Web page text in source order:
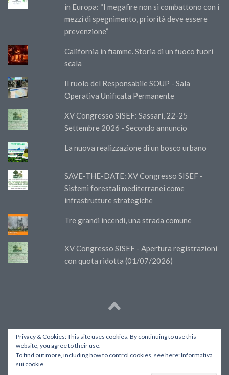
in Europa: “I megafire non si combattono con i
mezzi di spegnimento, priorità deve essere
prevenzione”
California in fiamme. Storia di un fuoco fuori
scala
Il ruolo del Responsabile SOUP - Sala
Operativa Unificata Permanente
XV Congresso SISEF: Sassari, 22-25
Settembre 2026 - Secondo annuncio
La nuova realizzazione di un bosco urbano
SAVE-THE-DATE: XV Congresso SISEF -
Sistemi forestali mediterranei come
infrastrutture strategiche
Tre grandi incendi, una strada comune
XV Congresso SISEF - Apertura registrazioni
con quota ridotta (01/07/2026)
© SISEF. Tutto il materiale presente su queste pagine è
distribuito con licenza Creative Commons Attribution-
NonCommercial 4.0 International.
Privacy & Cookies: This site uses cookies. By continuing to use this
website, you agree to their use.
To find out more, including how to control cookies, see here:Informativa
sui cookie